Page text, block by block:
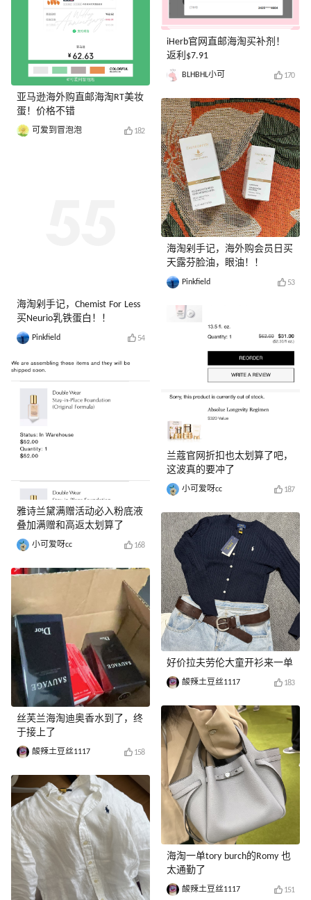
亚马逊海外购直邮海淘RT美妆
蛋！价格不错
可爱到冒泡泡 182
海淘剁手记，Chemist For Less
买Neurio乳铁蛋白！！
Pinkfield 54
雅诗兰黛满赠活动必入粉底液
叠加满赠和高返太划算了
小可爱呀cc 168
丝芙兰海淘迪奥香水到了，终
于接上了
酸辣土豆丝1117 158
iHerb官网直邮海淘买补剂！
返利$7.91
BLHBHL小可 170
海淘剁手记，海外购会员日买
天露芬脸油，眼油！！
Pinkfield 53
兰蔻官网折扣也太划算了吧，
这波真的要冲了
小可爱呀cc 187
好价拉夫劳伦大童开衫来一单
酸辣土豆丝1117 183
海淘一单tory burch的Romy 也
太通勤了
酸辣土豆丝1117 151